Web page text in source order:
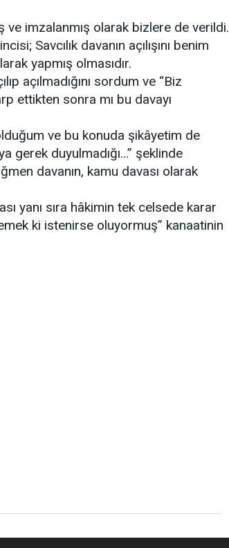
ve imzalanmış olarak bizlere de verildi.
Savcılık davanın açılışını benim
yapmış olmasıdır.
açılmadığını sordum ve “Biz
ettikten sonra mı bu davayı
ve bu konuda şikâyetim de
gerek duyulmadığı…” şeklinde
davanın, kamu davası olarak
yanı sıra hâkimin tek celsede karar
ki istenirse oluyormuş” kanaatinin